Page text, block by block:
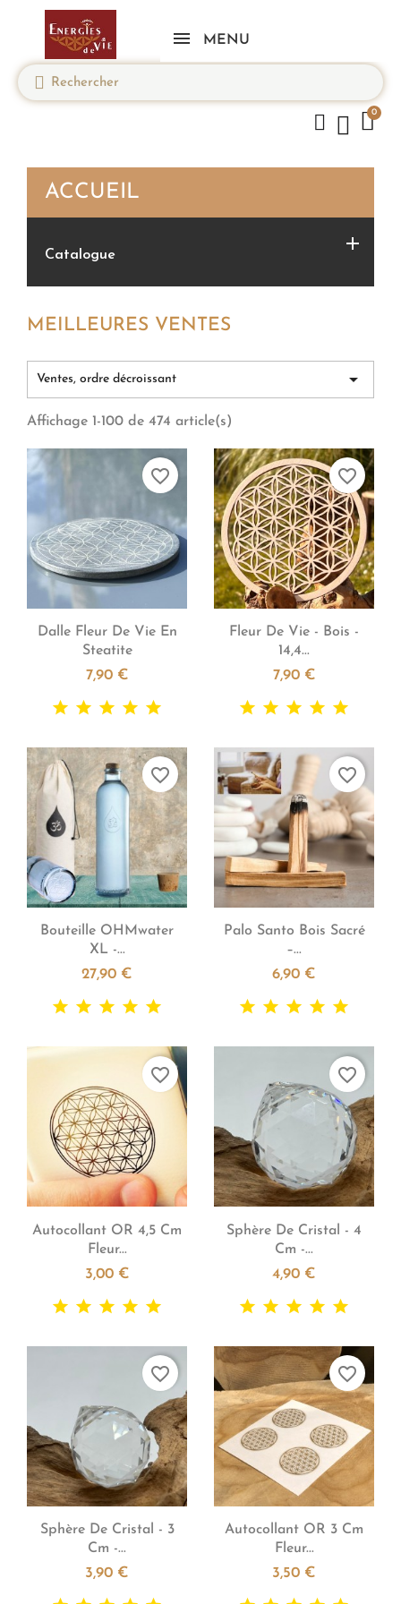
MENU
ACCUEIL
Catalogue

MEILLEURES VENTES
Ventes, ordre décroissant 
Affichage 1-100 de 474 article(s)
Aperçu rapide
Dalle Fleur De Vie En
Steatite
7,90 €
favorite_border
Aperçu rapide
Fleur De Vie - Bois -
14,4...
7,90 €
favorite_border
Aperçu rapide
Bouteille OHMwater
XL -...
27,90 €
favorite_border
 Aperçu rapide
Palo Santo Bois Sacré
–...
6,90 €
favorite_border
Aperçu rapide
Autocollant OR 4,5 Cm
Fleur...
3,00 €
favorite_border
Aperçu rapide
Sphère De Cristal - 4
Cm -...
4,90 €
favorite_border
Aperçu rapide
Sphère De Cristal - 3
Cm -...
3,90 €
favorite_border
Aperçu rapide
Autocollant OR 3 Cm
Fleur...
3,50 €
favorite_border